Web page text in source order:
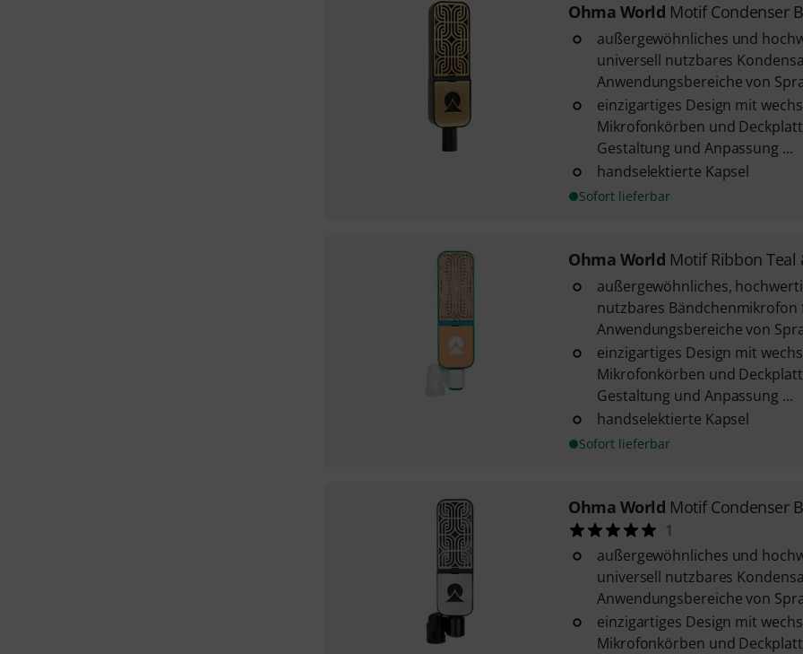
Ohma World Motif Condenser
außergewöhnliches und
universell nutzbares
Anwendungsbereiche von
einzigartiges Design mit
Mikrofonkörben und
Gestaltung und Anpassung ...
handselektierte Kapsel
Sofort lieferbar
Ohma World Motif Ribbon Teal
außergewöhnliches,
nutzbares Bändchenmikrofon
Anwendungsbereiche von
einzigartiges Design mit
Mikrofonkörben und
Gestaltung und Anpassung ...
handselektierte Kapsel
Sofort lieferbar
Ohma World Motif Condenser
1
außergewöhnliches und
universell nutzbares
Anwendungsbereiche von
einzigartiges Design mit
Mikrofonkörben und